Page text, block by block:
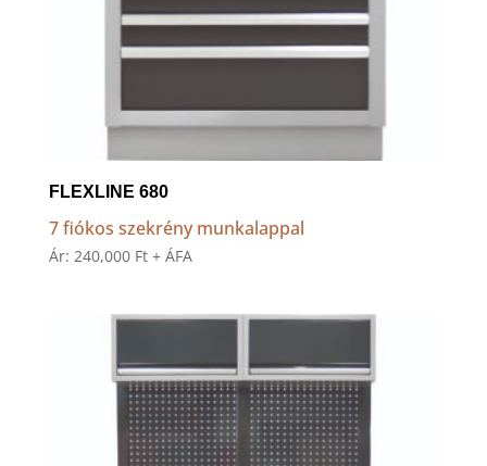
FLEXLINE 680
7 fiókos szekrény munkalappal
Ár: 240,000 Ft + ÁFA